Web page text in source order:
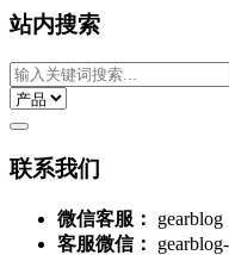
站内搜索
联系我们
微信客服：
gearblog
客服微信：